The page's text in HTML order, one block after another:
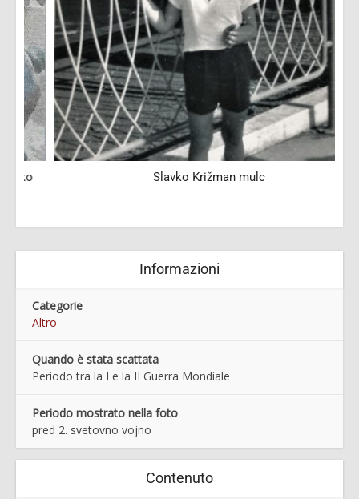
Slavko Križman mulc
Informazioni
Categorie
Altro
Quando è stata scattata
Periodo tra la I e la II Guerra Mondiale
Periodo mostrato nella foto
pred 2. svetovno vojno
Contenuto